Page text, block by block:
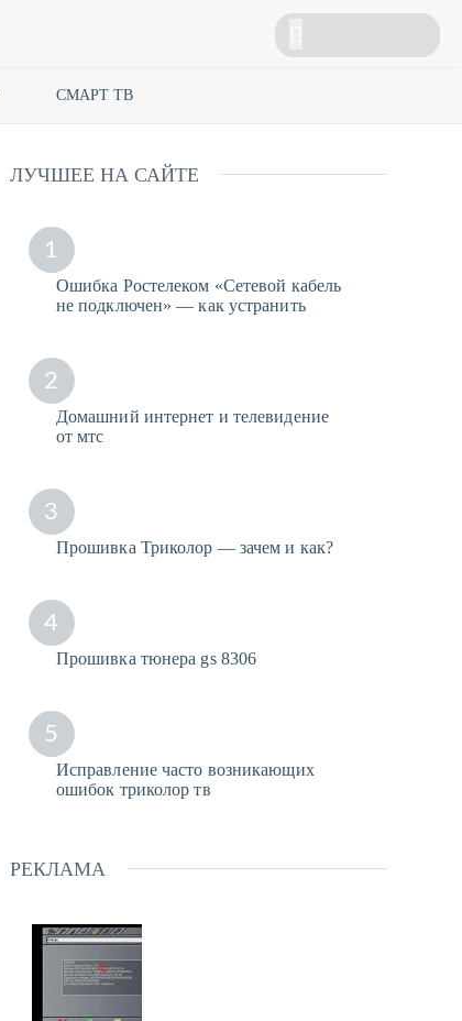
СМАРТ ТВ
ЛУЧШЕЕ НА САЙТЕ
1
Ошибка Ростелеком «Сетевой кабель
не подключен» — как устранить
2
Домашний интернет и телевидение
от мтс
3
Прошивка Триколор — зачем и как?
4
Прошивка тюнера gs 8306
5
Исправление часто возникающих
ошибок триколор тв
РЕКЛАМА